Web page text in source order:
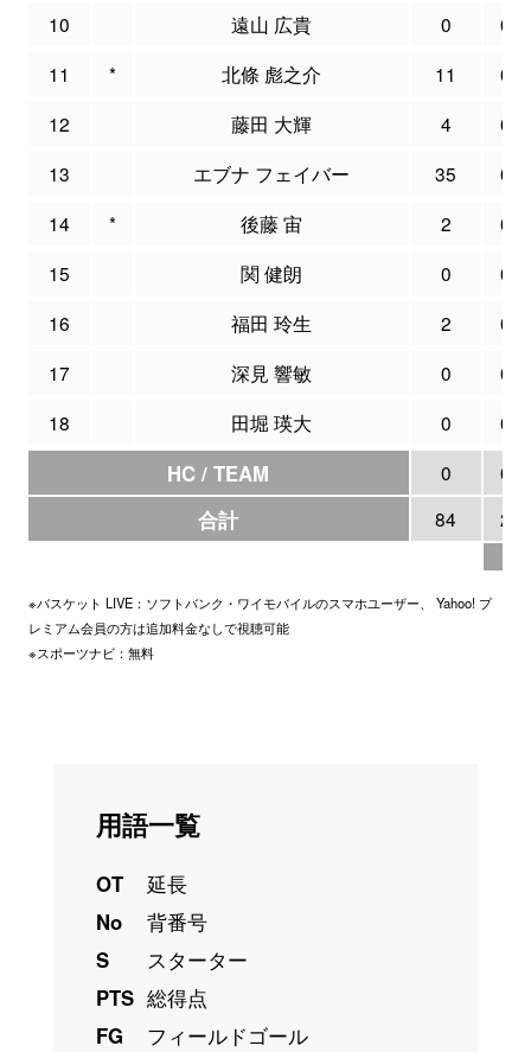
10 遠山 広貴 0
0
11
* 北條 彪之介 11
0
12
藤田 大輝 4
0
13
エブナ フェイバー 35
0
14
* 後藤 宙 2
0
15
関 健朗 0
0
16
福田 玲生 2
0
17
深見 響敏 0
0
18
田堀 瑛大 0 0
HC / TEAM 0 0
合計 84 2
※バスケット LIVE：ソフトバンク・ワイモバイルのスマホユーザー、 Yahoo! プ
レミアム会員の方は追加料金なしで視聴可能
※スポーツナビ：無料
用語一覧
OT
延長
No
背番号
S
スターター
PTS 総得点
FG
フィールドゴール